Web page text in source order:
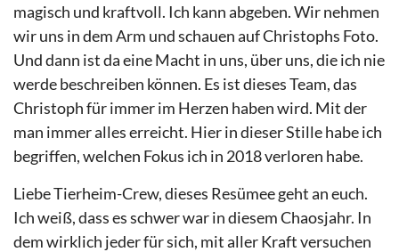
magisch und kraftvoll. Ich kann abgeben. Wir nehmen
wir uns in dem Arm und schauen auf Christophs Foto.
Und dann ist da eine Macht in uns, über uns, die ich nie
werde beschreiben können. Es ist dieses Team, das
Christoph für immer im Herzen haben wird. Mit der
man immer alles erreicht. Hier in dieser Stille habe ich
begriffen, welchen Fokus ich in 2018 verloren habe.
Liebe Tierheim-Crew, dieses Resümee geht an euch.
Ich weiß, dass es schwer war in diesem Chaosjahr. In
dem wirklich jeder für sich, mit aller Kraft versuchen